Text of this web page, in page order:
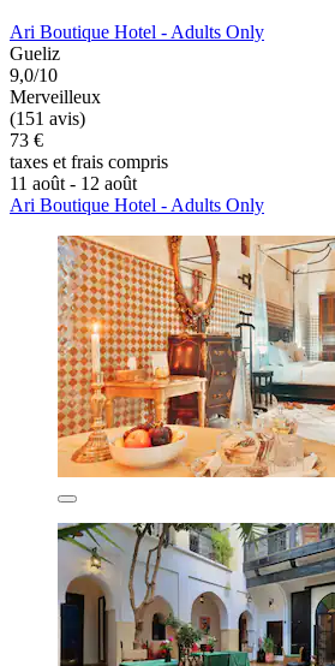
Ari Boutique Hotel - Adults Only
Gueliz
9,0/10
Merveilleux
(151 avis)
73 €
taxes et frais compris
11 août - 12 août
Ari Boutique Hotel - Adults Only